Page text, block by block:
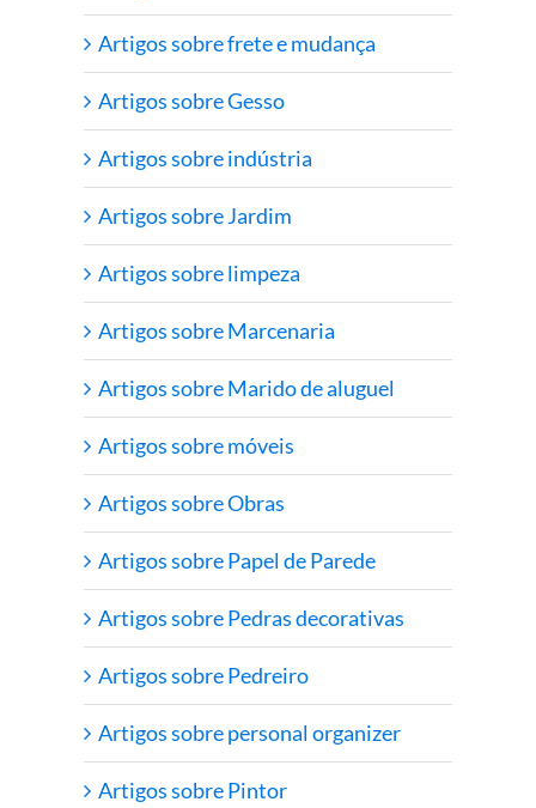
Artigos sobre frete e mudança
Artigos sobre Gesso
Artigos sobre indústria
Artigos sobre Jardim
Artigos sobre limpeza
Artigos sobre Marcenaria
Artigos sobre Marido de aluguel
Artigos sobre móveis
Artigos sobre Obras
Artigos sobre Papel de Parede
Artigos sobre Pedras decorativas
Artigos sobre Pedreiro
Artigos sobre personal organizer
Artigos sobre Pintor